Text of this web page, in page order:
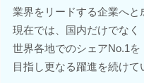
業界をリードする企業へと
現在では、国内だけでなく
世界各地でのシェアNo.1を
目指し更なる躍進を続けて